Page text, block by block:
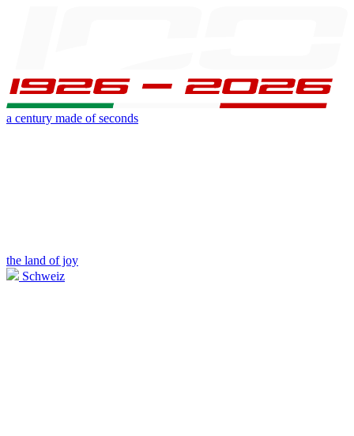
a century made of seconds
the land of joy
Schweiz